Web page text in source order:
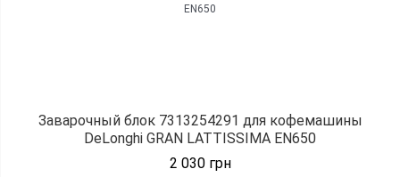
Заварочный блок 7313254291 для кофемашины
DeLonghi GRAN LATTISSIMA EN650
2 030грн